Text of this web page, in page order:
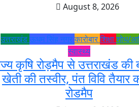
August 8, 2026
उत्तराखंडऊधम सिंह नगरकारोबारशिक्षाशोध/
स्वास्थ्य
कृषि रोड़मैप से उत्तराखंड की
खेती की तस्वीर, पंत विवि तैयार
रोडमैप